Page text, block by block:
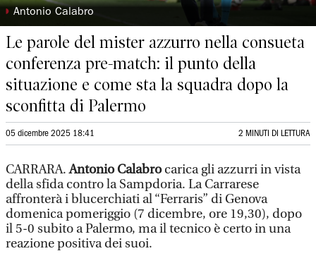
◗ Antonio Calabro
Le parole del mister azzurro nella consueta
conferenza pre-match: il punto della
situazione e come sta la squadra dopo la
sconfitta di Palermo
05 dicembre 2025 18:41 2 MINUTI DI LETTURA
CARRARA.Antonio Calabrocarica gli azzurri in vista
della sfida contro la Sampdoria. La Carrarese
affronterà i blucerchiati al “Ferraris” di Genova
domenica pomeriggio (7 dicembre, ore 19,30), dopo
il 5-0 subito a Palermo, ma il tecnico è certo in una
reazione positiva dei suoi.